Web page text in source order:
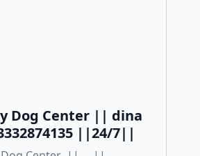
Dog Center || dina
||24/7||